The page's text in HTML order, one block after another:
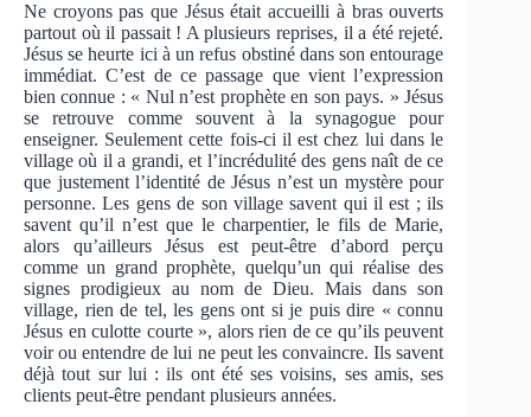
Ne croyons pas que Jésus était accueilli à bras ouverts
partout où il passait ! A plusieurs reprises, il a été rejeté.
Jésus se heurte ici à un refus obstiné dans son entourage
immédiat. C’est de ce passage que vient l’expression
bien connue : « Nul n’est prophète en son pays. » Jésus
se retrouve comme souvent à la synagogue pour
enseigner. Seulement cette fois-ci il est chez lui dans le
village où il a grandi, et l’incrédulité des gens naît de ce
que justement l’identité de Jésus n’est un mystère pour
personne. Les gens de son village savent qui il est ; ils
savent qu’il n’est que le charpentier, le fils de Marie,
alors qu’ailleurs Jésus est peut-être d’abord perçu
comme un grand prophète, quelqu’un qui réalise des
signes prodigieux au nom de Dieu. Mais dans son
village, rien de tel, les gens ont si je puis dire « connu
Jésus en culotte courte », alors rien de ce qu’ils peuvent
voir ou entendre de lui ne peut les convaincre. Ils savent
déjà tout sur lui : ils ont été ses voisins, ses amis, ses
clients peut-être pendant plusieurs années.